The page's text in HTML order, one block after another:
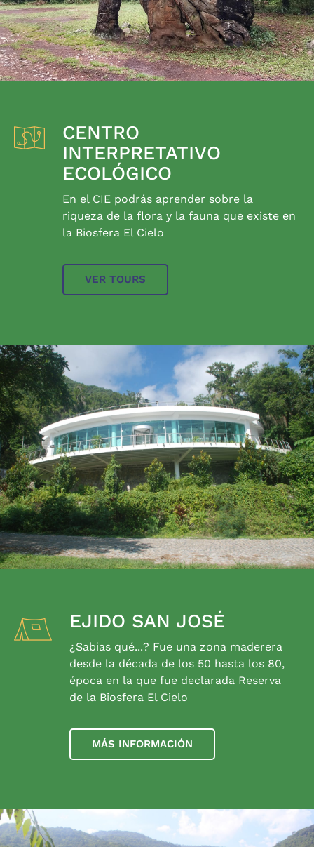
CENTRO
INTERPRETATIVO
ECOLÓGICO
En el CIE podrás aprender sobre la
riqueza de la flora y la fauna que existe en
la Biosfera El Cielo
VER TOURS
EJIDO SAN JOSÉ
¿Sabias qué...? Fue una zona maderera
desde la década de los 50 hasta los 80,
época en la que fue declarada Reserva
de la Biosfera El Cielo
MÁS INFORMACIÓN